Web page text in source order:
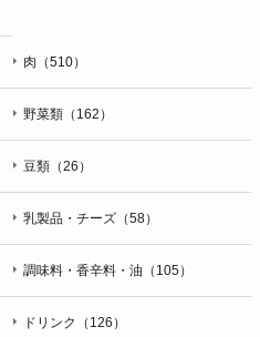
肉（510）
野菜類（162）
豆類（26）
乳製品・チーズ（58）
調味料・香辛料・油（105）
ドリンク（126）